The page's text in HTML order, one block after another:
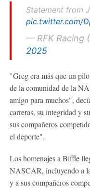
Statement from
pic.twitter.com/
— RFK Racing
2025
"Greg era más que un
de la comunidad de la
amigo para muchos",
carreras, su integridad y
sus compañeros
el deporte".
Los homenajes a Biffle
NASCAR, incluyendo a
y a sus compañeros